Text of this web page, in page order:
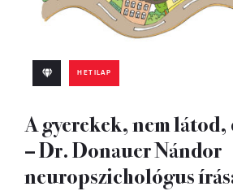
HETILAP
A gyerekek, nem
– Dr. Donauer Nándor
neuropszichológus